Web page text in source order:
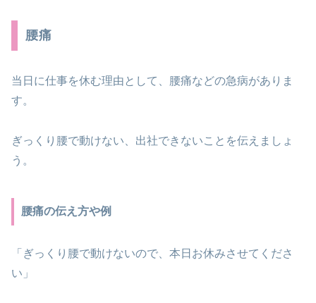
腰痛
当日に仕事を休む理由として、腰痛などの急病がありま
す。
ぎっくり腰で動けない、出社できないことを伝えましょ
う。
腰痛の伝え方や例
「ぎっくり腰で動けないので、本日お休みさせてくださ
い」